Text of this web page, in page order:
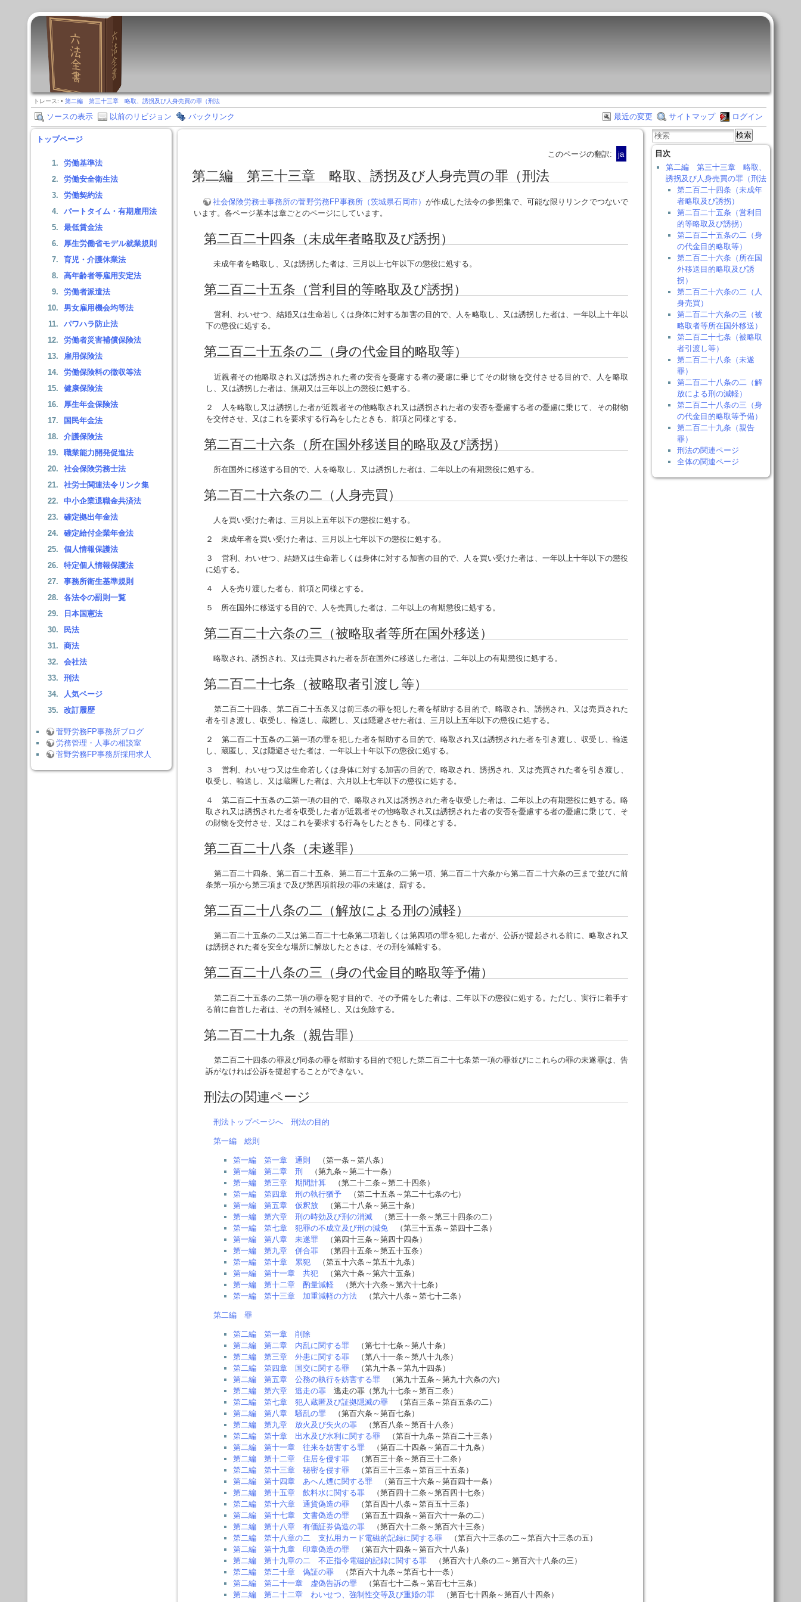
トレース: • 第二編 第三十三章 略取、誘拐及び人身売買の罪（刑法
ソースの表示 以前のリビジョン バックリンク 最近の変更 サイトマップ ログイン
トップページ
労働基準法
労働安全衛生法
労働契約法
パートタイム・有期雇用法
最低賃金法
厚生労働省モデル就業規則
育児・介護休業法
高年齢者等雇用安定法
労働者派遣法
男女雇用機会均等法
パワハラ防止法
労働者災害補償保険法
雇用保険法
労働保険料の徴収等法
健康保険法
厚生年金保険法
国民年金法
介護保険法
職業能力開発促進法
社会保険労務士法
社労士関連法令リンク集
中小企業退職金共済法
確定拠出年金法
確定給付企業年金法
個人情報保護法
特定個人情報保護法
事務所衛生基準規則
各法令の罰則一覧
日本国憲法
民法
商法
会社法
刑法
人気ページ
改訂履歴
菅野労務FP事務所ブログ
労務管理・人事の相談室
菅野労務FP事務所採用求人
このページの翻訳: ja
第二編 第三十三章 略取、誘拐及び人身売買の罪（刑法
社会保険労務士事務所の菅野労務FP事務所（茨城県石岡市） が作成した法令の参照集で、可能な限りリンクでつないで
います。各ページ基本は章ごとのページにしています。
第二百二十四条（未成年者略取及び誘拐）
未成年者を略取し、又は誘拐した者は、三月以上七年以下の懲役に処する。
第二百二十五条（営利目的等略取及び誘拐）
営利、わいせつ、結婚又は生命若しくは身体に対する加害の目的で、人を略取し、又は誘拐した者は、一年以上十年以
下の懲役に処する。
第二百二十五条の二（身の代金目的略取等）
近親者その他略取され又は誘拐された者の安否を憂慮する者の憂慮に乗じてその財物を交付させる目的で、人を略取
し、又は誘拐した者は、無期又は三年以上の懲役に処する。
２ 人を略取し又は誘拐した者が近親者その他略取され又は誘拐された者の安否を憂慮する者の憂慮に乗じて、その財物
を交付させ、又はこれを要求する行為をしたときも、前項と同様とする。
第二百二十六条（所在国外移送目的略取及び誘拐）
所在国外に移送する目的で、人を略取し、又は誘拐した者は、二年以上の有期懲役に処する。
第二百二十六条の二（人身売買）
人を買い受けた者は、三月以上五年以下の懲役に処する。
２ 未成年者を買い受けた者は、三月以上七年以下の懲役に処する。
３ 営利、わいせつ、結婚又は生命若しくは身体に対する加害の目的で、人を買い受けた者は、一年以上十年以下の懲役
に処する。
４ 人を売り渡した者も、前項と同様とする。
５ 所在国外に移送する目的で、人を売買した者は、二年以上の有期懲役に処する。
第二百二十六条の三（被略取者等所在国外移送）
略取され、誘拐され、又は売買された者を所在国外に移送した者は、二年以上の有期懲役に処する。
第二百二十七条（被略取者引渡し等）
第二百二十四条、第二百二十五条又は前三条の罪を犯した者を幇助する目的で、略取され、誘拐され、又は売買された
者を引き渡し、収受し、輸送し、蔵匿し、又は隠避させた者は、三月以上五年以下の懲役に処する。
２ 第二百二十五条の二第一項の罪を犯した者を幇助する目的で、略取され又は誘拐された者を引き渡し、収受し、輸送
し、蔵匿し、又は隠避させた者は、一年以上十年以下の懲役に処する。
３ 営利、わいせつ又は生命若しくは身体に対する加害の目的で、略取され、誘拐され、又は売買された者を引き渡し、
収受し、輸送し、又は蔵匿した者は、六月以上七年以下の懲役に処する。
４ 第二百二十五条の二第一項の目的で、略取され又は誘拐された者を収受した者は、二年以上の有期懲役に処する。略
取され又は誘拐された者を収受した者が近親者その他略取され又は誘拐された者の安否を憂慮する者の憂慮に乗じて、そ
の財物を交付させ、又はこれを要求する行為をしたときも、同様とする。
第二百二十八条（未遂罪）
第二百二十四条、第二百二十五条、第二百二十五条の二第一項、第二百二十六条から第二百二十六条の三まで並びに前
条第一項から第三項まで及び第四項前段の罪の未遂は、罰する。
第二百二十八条の二（解放による刑の減軽）
第二百二十五条の二又は第二百二十七条第二項若しくは第四項の罪を犯した者が、公訴が提起される前に、略取され又
は誘拐された者を安全な場所に解放したときは、その刑を減軽する。
第二百二十八条の三（身の代金目的略取等予備）
第二百二十五条の二第一項の罪を犯す目的で、その予備をした者は、二年以下の懲役に処する。ただし、実行に着手す
る前に自首した者は、その刑を減軽し、又は免除する。
第二百二十九条（親告罪）
第二百二十四条の罪及び同条の罪を幇助する目的で犯した第二百二十七条第一項の罪並びにこれらの罪の未遂罪は、告
訴がなければ公訴を提起することができない。
刑法の関連ページ
刑法トップページへ 刑法の目的
第一編 総則
第一編 第一章 通則
（第一条～第八条）
第一編 第二章 刑
（第九条～第二十一条）
第一編 第三章 期間計算（第二十二条～第二十四条）
第一編 第四章 刑の執行猶予（第二十五条～第二十七条の七）
第一編 第五章 仮釈放（第二十八条～第三十条）
第一編 第六章 刑の時効及び刑の消滅 （第三十一条～第三十四条の二）
第一編 第七章 犯罪の不成立及び刑の減免（第三十五条～第四十二条）
第一編 第八章 未遂罪（第四十三条～第四十四条）
第一編 第九章 併合罪（第四十五条～第五十五条）
第一編 第十章 累犯（第五十六条～第五十九条）
第一編 第十一章 共犯（第六十条～第六十五条）
第一編 第十二章 酌量減軽（第六十六条～第六十七条）
第一編 第十三章 加重減軽の方法（第六十八条～第七十二条）
第二編 罪
第二編 第一章 削除
第二編 第二章 内乱に関する罪（第七十七条～第八十条）
第二編 第三章 外患に関する罪（第八十一条～第八十九条）
第二編 第四章 国交に関する罪（第九十条～第九十四条）
第二編 第五章 公務の執行を妨害する罪（第九十五条～第九十六条の六）
第二編 第六章 逃走の罪逃走の罪（第九十七条～第百二条）
第二編 第七章 犯人蔵匿及び証拠隠滅の罪（第百三条～第百五条の二）
第二編 第八章 騒乱の罪（第百六条～第百七条）
第二編 第九章 放火及び失火の罪（第百八条～第百十八条）
第二編 第十章 出水及び水利に関する罪（第百十九条～第百二十三条）
第二編 第十一章 往来を妨害する罪（第百二十四条～第百二十九条）
第二編 第十二章 住居を侵す罪（第百三十条～第百三十二条）
第二編 第十三章 秘密を侵す罪（第百三十三条～第百三十五条）
第二編 第十四章 あへん煙に関する罪（第百三十六条～第百四十一条）
第二編 第十五章 飲料水に関する罪（第百四十二条～第百四十七条）
第二編 第十六章 通貨偽造の罪（第百四十八条～第百五十三条）
第二編 第十七章 文書偽造の罪（第百五十四条～第百六十一条の二）
第二編 第十八章 有価証券偽造の罪（第百六十二条～第百六十三条）
第二編 第十八章の二 支払用カード電磁的記録に関する罪（第百六十三条の二～第百六十三条の五）
第二編 第十九章 印章偽造の罪（第百六十四条～第百六十八条）
第二編 第十九章の二 不正指令電磁的記録に関する罪（第百六十八条の二～第百六十八条の三）
第二編 第二十章 偽証の罪（第百六十九条～第百七十一条）
第二編 第二十一章 虚偽告訴の罪（第百七十二条～第百七十三条）
第二編 第二十二章 わいせつ、強制性交等及び重婚の罪（第百七十四条～第百八十四条）
検索
目次
第二編 第三十三章 略取、
誘拐及び人身売買の罪（刑法
第二百二十四条（未成年
者略取及び誘拐）
第二百二十五条（営利目
的等略取及び誘拐）
第二百二十五条の二（身
の代金目的略取等）
第二百二十六条（所在国
外移送目的略取及び誘
拐）
第二百二十六条の二（人
身売買）
第二百二十六条の三（被
略取者等所在国外移送）
第二百二十七条（被略取
者引渡し等）
第二百二十八条（未遂
罪）
第二百二十八条の二（解
放による刑の減軽）
第二百二十八条の三（身
の代金目的略取等予備）
第二百二十九条（親告
罪）
刑法の関連ページ
全体の関連ページ